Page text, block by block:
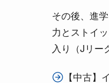
その後、進
力とストイ
入り（Jリー
【中古